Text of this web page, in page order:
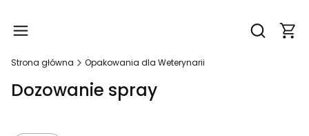
Otwórz
Strona główna Opakowania dla Weterynarii
Dozowanie spray